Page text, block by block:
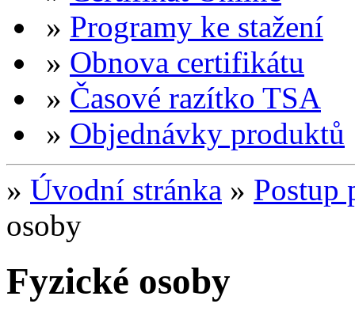
» Programy ke stažení
» Obnova certifikátu
» Časové razítko TSA
» Objednávky produktů
» Úvodní stránka » Postup
osoby
Fyzické osoby